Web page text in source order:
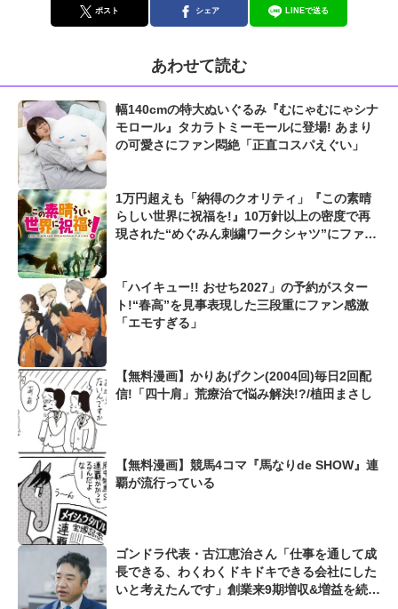
ポスト シェア LINEで送る
あわせて読む
幅140cmの特大ぬいぐるみ『むにゃむにゃシナ
モロール』タカラトミーモールに登場! あまり
の可愛さにファン悶絶「正直コスパえぐい」
1万円超えも「納得のクオリティ」『この素晴
らしい世界に祝福を!』10万針以上の密度で再
現された“めぐみん刺繍ワークシャツ”にファン
「ハイキュー!! おせち2027」の予約がスター
ト!“春高”を見事表現した三段重にファン感激
「エモすぎる」
【無料漫画】かりあげクン(2004回)毎日2回配
信!「四十肩」荒療治で悩み解決!?/植田まさし
【無料漫画】競馬4コマ『馬なりde SHOW』連
覇が流行っている
ゴンドラ代表・古江恵治さん「仕事を通して成
長できる、わくわくドキドキできる会社にした
いと考えたんです」創業来9期増収&増益を続け